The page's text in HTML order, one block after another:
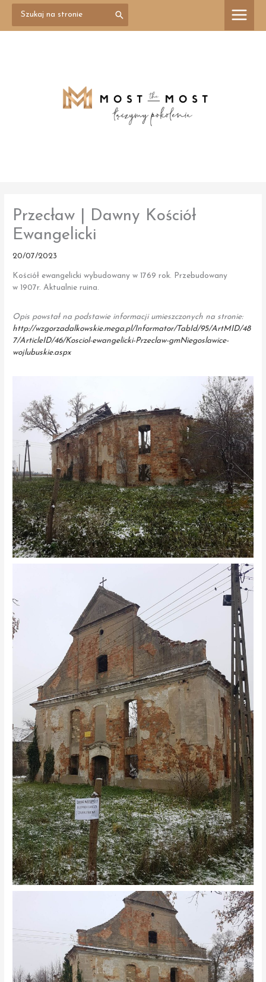
Przejdź
treści
for:
Przecław | Dawny Kościół
Ewangelicki
20/07/2023
Kościół ewangelicki wybudowany w 1769 rok. Przebudowany
w 1907r. Aktualnie ruina.
Opis powstał na podstawie informacji umieszczonych na stronie:
http://wzgorzadalkowskie.mega.pl/Informator/TabId/95/ArtMID/48
7/ArticleID/46/Kosciol-ewangelicki-Przeclaw-gmNiegoslawice-
wojlubuskie.aspx